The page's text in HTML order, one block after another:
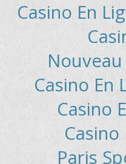
Casino En
Casino En
Casino
Casino
Paris